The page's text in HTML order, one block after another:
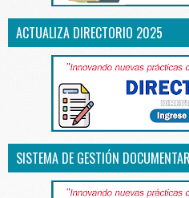
ACTUALIZA DIRECTORIO 2025
SISTEMA DE GESTIÓN